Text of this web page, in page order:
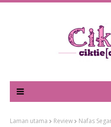
Laman utama Review Nafas